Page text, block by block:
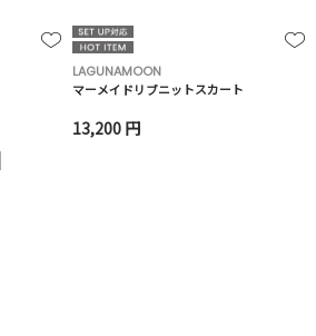
LAGUNAMOON
マーメイドリブニットスカート
13,200 円